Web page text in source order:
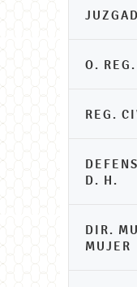
O.
REG.
D. H.
DIR.
MUJER